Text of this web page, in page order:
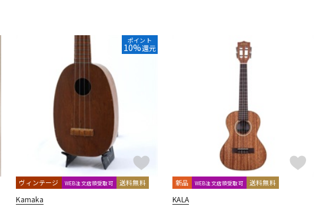
ポイント
10%還元
ヴィンテージ WEB注文店頭受取可 送料無料
Kamaka
新品 WEB注文店頭受取可 送料無料
KALA